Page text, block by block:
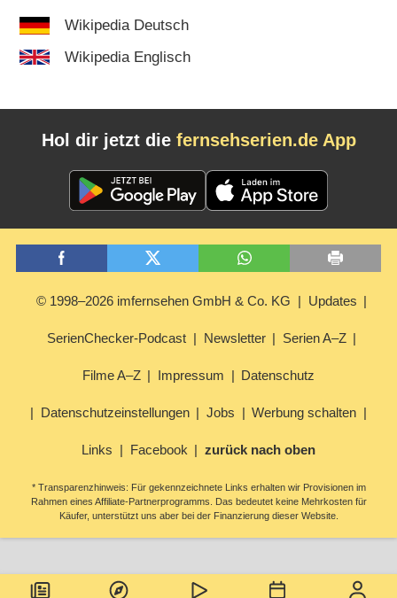
Wikipedia Deutsch
Wikipedia Englisch
Hol dir jetzt die fernsehserien.de App
© 1998–2026 imfernsehen GmbH & Co. KG Updates
SerienChecker-Podcast Newsletter Serien A–Z
Filme A–Z Impressum Datenschutz
Datenschutzeinstellungen Jobs Werbung schalten
Links Facebook zurück nach oben
* Transparenzhinweis: Für gekennzeichnete Links erhalten wir Provisionen im
Rahmen eines Affiliate-Partnerprogramms. Das bedeutet keine Mehrkosten für
Käufer, unterstützt uns aber bei der Finanzierung dieser Website.